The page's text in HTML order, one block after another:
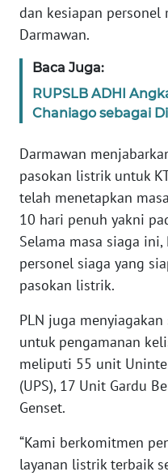
dan kesiapan personel
Darmawan.
Baca Juga:
RUPSLB ADHI
Chaniago sebagai
Darmawan
pasokan listrik untuk
telah menetapkan
10 hari penuh yakni
Selama masa siaga
personel siaga yang
pasokan listrik.
PLN juga
untuk pengamanan
meliputi 55 unit
(UPS), 17 Unit Gardu
Genset.
“Kami berkomitmen
layanan listrik terbaik
JAKARTA
JABAR
WN
WN
NTT
WN
PAPUA
WN
PAPUA
BARAT
RIAU